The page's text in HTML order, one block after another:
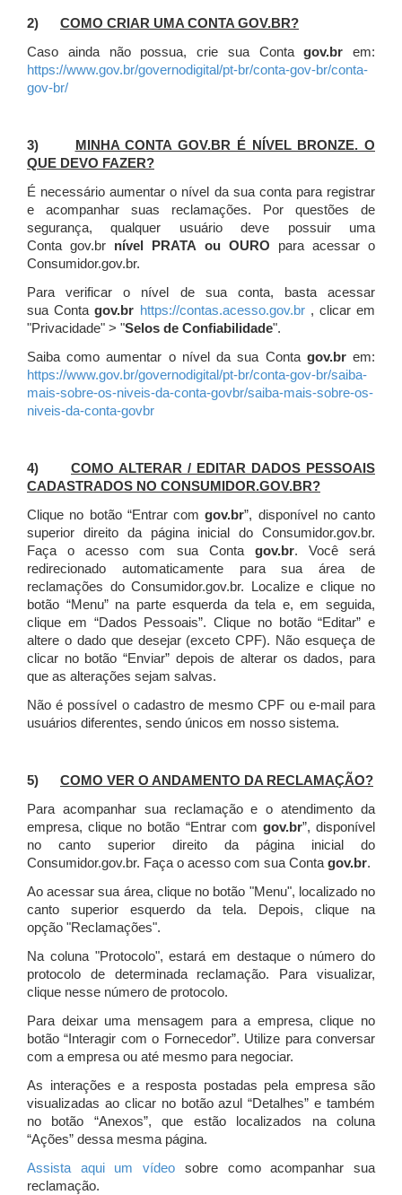
2) COMO CRIAR UMA CONTA GOV.BR?
Caso ainda não possua, crie sua Contagov.br em:
https://www.gov.br/governodigital/pt-br/conta-gov-br/conta-
gov-br/
3)
MINHA CONTA GOV.BR É NÍVEL BRONZE. O
QUE DEVO FAZER?
É necessário aumentar o nível da sua conta para registrar
e acompanhar suas reclamações. Por questões de
segurança, qualquer usuário deve possuir uma
Conta gov.br nível PRATA ou OURO para acessar o
Consumidor.gov.br.
Para verificar o nível de sua conta, basta acessar
sua Contagov.br https://contas.acesso.gov.br, clicar em
"Privacidade" > "Selos de Confiabilidade".
Saiba como aumentar o nível da sua Conta gov.brem:
https://www.gov.br/governodigital/pt-br/conta-gov-br/saiba-
mais-sobre-os-niveis-da-conta-govbr/saiba-mais-sobre-os-
niveis-da-conta-govbr
4) COMO ALTERAR / EDITAR DADOS PESSOAIS
CADASTRADOS NO CONSUMIDOR.GOV.BR?
Clique no botão “Entrar comgov.br”, disponível no canto
superior direito da página inicial do Consumidor.gov.br.
Faça o acesso com sua Conta gov.br. Você será
redirecionado automaticamente para sua área de
reclamações do Consumidor.gov.br.
Localize e clique no
botão “Menu” na parte esquerda da tela e, em seguida,
clique em “Dados Pessoais”. Clique no botão “Editar” e
altere o dado que desejar (exceto CPF). Não esqueça de
clicar no botão “Enviar” depois de alterar os dados, para
que as alterações sejam salvas.
Não é possível o cadastro de mesmo CPF ou e-mail para
usuários diferentes, sendo únicos em nosso sistema.
5) COMO VER O ANDAMENTO DA RECLAMAÇÃO?
Para acompanhar sua reclamação e o atendimento da
empresa, clique no botão “Entrar com gov.br”, disponível
no canto superior direito da página inicial do
Consumidor.gov.br. Faça o acesso com sua Contagov.br.
Ao acessar sua área, clique no botão "Menu", localizado no
canto superior esquerdo da tela. Depois, clique na
opção "Reclamações".
Na coluna "Protocolo", estará em destaque o número do
protocolo de determinada reclamação. Para visualizar,
clique nesse número de protocolo.
Para deixar uma mensagem para a empresa, clique no
botão “Interagir com o Fornecedor”. Utilize para conversar
com a empresa ou até mesmo para negociar.
As interações e a resposta postadas pela empresa são
visualizadas ao clicar no botão azul “Detalhes” e também
no botão “Anexos”, que estão localizados na coluna
“Ações” dessa mesma página.
Assista aqui um vídeo sobre como acompanhar sua
reclamação.